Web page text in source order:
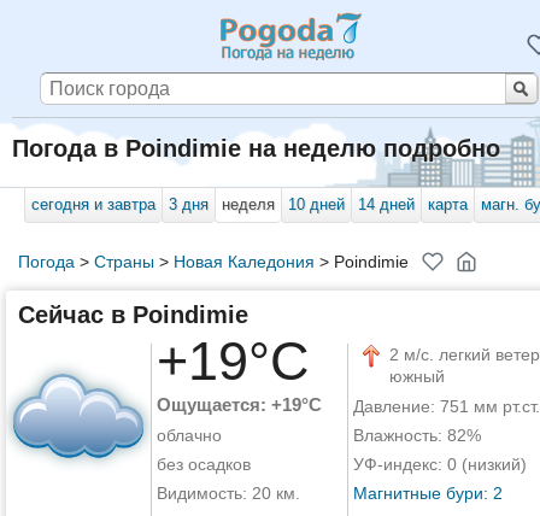
Погода в Poindimie на неделю подробно
сегодня и завтра 3 дня неделя 10 дней 14 дней карта магн.
Погода > Страны> Новая Каледония > Poindimie
Сейчас в Poindimie
+19°C
Ощущается: +19°C
облачно
без осадков
Видимость: 20 км.
2 м/с. легкий
южный
Давление: 751 мм рт.ст.
Влажность: 82%
УФ-индекс: 0 (низкий)
Магнитные бури: 2